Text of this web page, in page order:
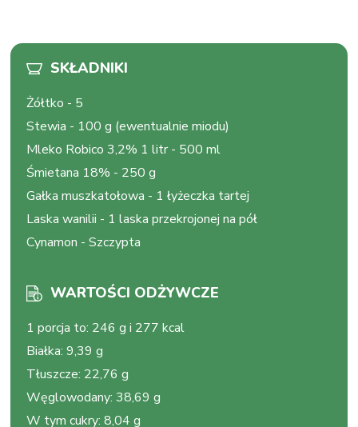
SKŁADNIKI
Żółtko - 5
Stewia - 100 g (ewentualnie miodu)
Mleko Robico 3,2% 1 litr - 500 ml
Śmietana 18% - 250 g
Gałka muszkatołowa - 1 łyżeczka tartej
Laska wanilii - 1 laska przekrojonej na pół
Cynamon -Szczypta
WARTOŚCI ODŻYWCZE
1 porcja to: 246 g i 277 kcal
Białka:9,39 g
Tłuszcze: 22,76 g
Węglowodany:38,69 g
W tym cukry:8,04 g